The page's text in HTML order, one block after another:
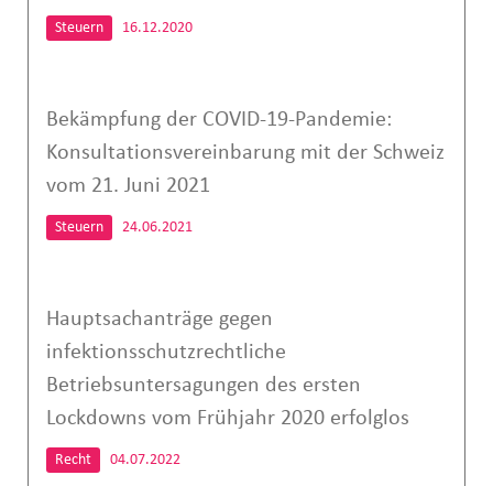
Steuern 16.12.2020
Bekämpfung der COVID-19-Pandemie:
Konsultationsvereinbarung mit der Schweiz
vom 21. Juni 2021
Steuern 24.06.2021
Hauptsachanträge gegen
infektionsschutzrechtliche
Betriebsuntersagungen des ersten
Lockdowns vom Frühjahr 2020 erfolglos
Recht 04.07.2022